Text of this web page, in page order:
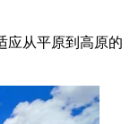
应从平原到高原的